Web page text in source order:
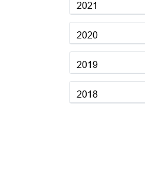
2021
2020
2019
2018